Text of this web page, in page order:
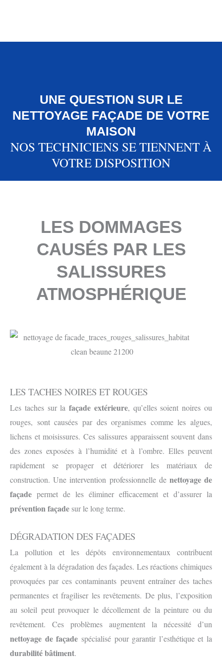
UNE QUESTION SUR LE
NETTOYAGE FAÇADE DE VOTRE
MAISON
NOS TECHNICIENS SE TIENNENT À
VOTRE DISPOSITION
LES DOMMAGES
CAUSÉS PAR LES
SALISSURES
ATMOSPHÉRIQUE
LES TACHES NOIRES ET ROUGES
Les taches sur lafaçade extérieure, qu’elles soient noires ou
rouges, sont causées par des organismes comme les algues,
lichens et moisissures. Ces salissures apparaissent souvent dans
des zones exposées à l’humidité et à l’ombre. Elles peuvent
rapidement se propager et détériorer les matériaux de
construction. Une intervention professionnelle de nettoyage de
façade permet de les éliminer efficacement et d’assurer la
prévention façade sur le long terme.
DÉGRADATION DES FAÇADES
La pollution et les dépôts environnementaux contribuent
également à la dégradation des façades. Les réactions chimiques
provoquées par ces contaminants peuvent entraîner des taches
permanentes et fragiliser les revêtements. De plus, l’exposition
au soleil peut provoquer le décollement de la peinture ou du
revêtement. Ces problèmes augmentent la nécessité d’un
nettoyage de façade spécialisé pour garantir l’esthétique et la
durabilité bâtiment.